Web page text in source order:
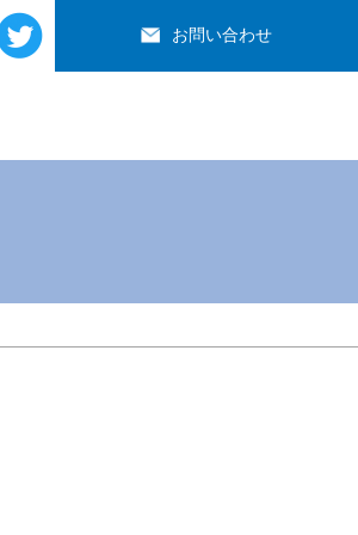
お問い合わせ